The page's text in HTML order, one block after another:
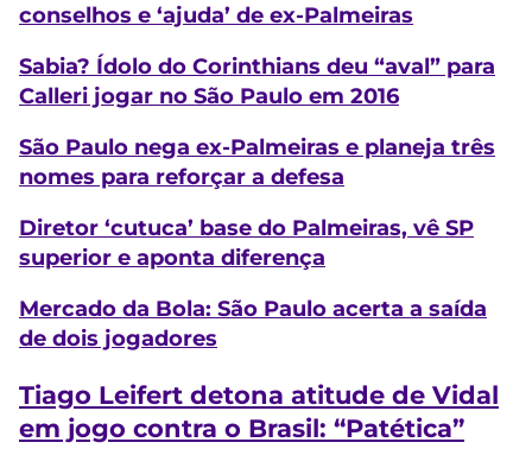
conselhos e ‘ajuda’ de ex-Palmeiras
Sabia? Ídolo do Corinthians deu “aval” para
Calleri jogar no São Paulo em 2016
São Paulo nega ex-Palmeiras e planeja três
nomes para reforçar a defesa
Diretor ‘cutuca’ base do Palmeiras, vê SP
superior e aponta diferença
Mercado da Bola: São Paulo acerta a saída
de dois jogadores
Tiago Leifert detona atitude de Vidal
em jogo contra o Brasil: “Patética”